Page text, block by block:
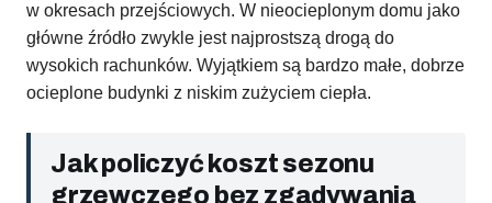
w okresach przejściowych. W nieocieplonym domu jako
główne źródło zwykle jest najprostszą drogą do
wysokich rachunków. Wyjątkiem są bardzo małe, dobrze
ocieplone budynki z niskim zużyciem ciepła.
Jak policzyć koszt sezonu
grzewczego bez zgadywania